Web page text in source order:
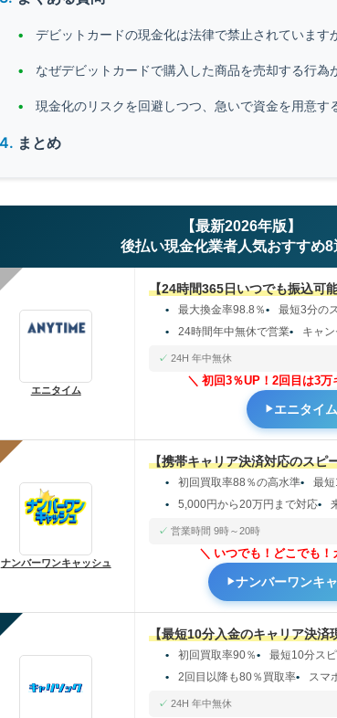
デビットカードの現金化は法律で禁止されています
なぜデビットカードで購入した商品を売却する行為
現金化のリスクを回避しつつ、急いで資金を用意す
まとめ
【最新2026年版】
後払い現金化業者人気おすすめ8
エニタイム
【24時間365日いつでも振込可
最大換金率98.8％
最短3分の
24時間年中無休で営業
キャ
24H 年中無休
初回3％UP！2回目は3万
エニタイ
ナンバーワンキャッシュ
【携帯キャリア決済対応のスピ
初回買取率88％の高水準
最
5,000円から20万円まで対応
営業時間 9時～20時
いつでも！どこでも！
ナンバーワンキ
【最短10分入金のキャリア決済
初回買取率90％
最短10分ス
2回目以降も80％買取率
スマ
24H 年中無休